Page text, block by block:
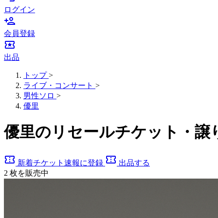
ログイン
person_add
会員登録
local_activity
出品
トップ >
ライブ・コンサート >
男性ソロ >
優里
優里のリセールチケット・譲
confirmation_number 新着チケット速報に登録 confirmation_number 出品する
2 枚を販売中